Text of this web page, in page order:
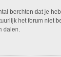
berchten dat je
het forum
dalen.